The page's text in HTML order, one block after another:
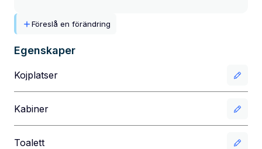
Föreslå en förändring
Egenskaper
Kojplatser
Kabiner
Toalett